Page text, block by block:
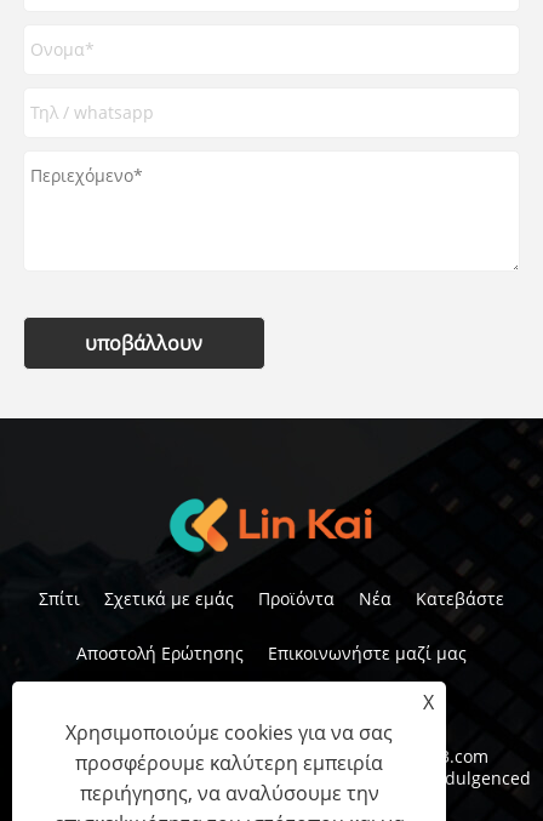
υποβάλλουν
Σπίτι Σχετικά με εμάς Προϊόντα Νέα Κατεβάστε
Αποστολή Ερώτησης Επικοινωνήστε μαζί μας
Τηλ: +86-15958291731
ΗΛΕΚΤΡΟΝΙΚΗ ΔΙΕΥΘΥΝΣΗ:nbtransmission@163.com
Διεύθυνση:
No 6, 1st Rid In Indulded In Industry In Indulgenced
Queen of Province, Κίνα
X
Χρησιμοποιούμε cookies για να σας
προσφέρουμε καλύτερη εμπειρία
περιήγησης, να αναλύσουμε την